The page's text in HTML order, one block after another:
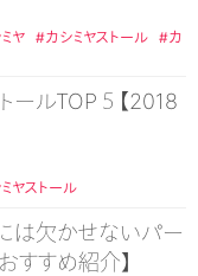
ヤ #カシミヤストール #カ
ールTOP５【2018
ヤストール
は欠かせないパー
すすめ紹介】